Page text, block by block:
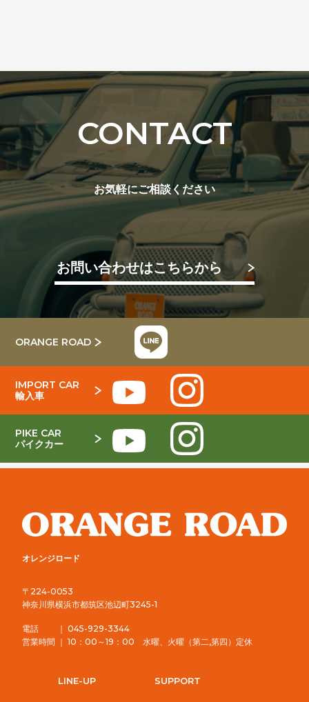
CONTACT
お気軽にご相談ください
お問い合わせはこちらから
ORANGE ROAD
IMPORT CAR
輸入車
PIKE CAR
パイクカー
オレンジロード
〒224-0053
神奈川県横浜市都筑区池辺町3245-1
電話 ｜ 045-929-3344
営業時間 ｜ 10：00～19：00 水曜、火曜（第二,第四）定休
LINE-UP SUPPORT